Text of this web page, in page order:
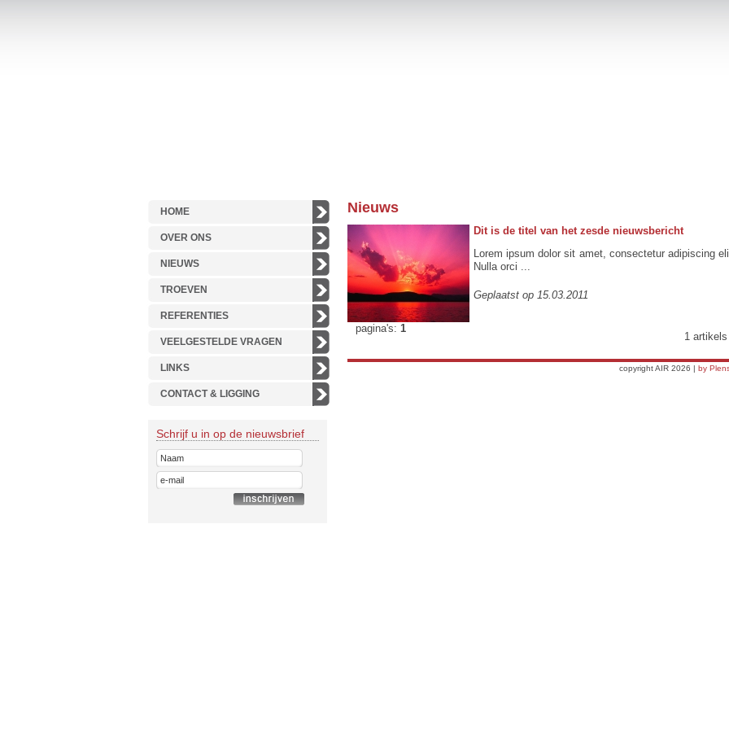
HOME
OVER ONS
NIEUWS
TROEVEN
REFERENTIES
VEELGESTELDE VRAGEN
LINKS
CONTACT & LIGGING
Schrijf u in op de nieuwsbrief
Nieuws
Dit is de titel van het zesde nieuwsbericht
Lorem ipsum dolor sit amet, consectetur adipiscing
Nulla orci ...
Geplaatst op 15.03.2011
1 artikels
pagina's: 1
copyright AIR 2026 | by